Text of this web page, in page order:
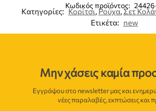
Κωδικός προϊόντος:
Κατηγορίες: Κορίτσι,Ρούχα,Σετ
Ετικέτα: new
Μην χάσεις καμία
Εγγράψου στο newsletter μας και
νέες παραλαβές, εκπτώσεις και